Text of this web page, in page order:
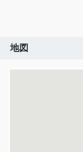
地図